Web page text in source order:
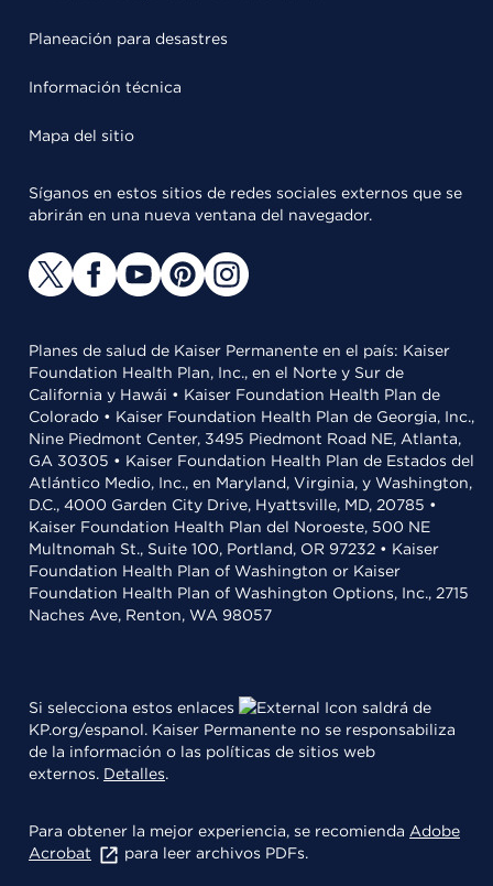
Planeación para desastres
Información técnica
Mapa del sitio
Síganos en estos sitios de redes sociales externos que se
abrirán en una nueva ventana del navegador.
Planes de salud de Kaiser Permanente en el país: Kaiser
Foundation Health Plan, Inc., en el Norte y Sur de
California y Hawái • Kaiser Foundation Health Plan de
Colorado • Kaiser Foundation Health Plan de Georgia, Inc.,
Nine Piedmont Center, 3495 Piedmont Road NE, Atlanta,
GA 30305 • Kaiser Foundation Health Plan de Estados del
Atlántico Medio, Inc., en Maryland, Virginia, y Washington,
D.C., 4000 Garden City Drive, Hyattsville, MD, 20785 •
Kaiser Foundation Health Plan del Noroeste, 500 NE
Multnomah St., Suite 100, Portland, OR 97232 • Kaiser
Foundation Health Plan of Washington or Kaiser
Foundation Health Plan of Washington Options, Inc., 2715
Naches Ave, Renton, WA 98057
Si selecciona estos enlaces
saldrá de
KP.org/espanol. Kaiser Permanente no se responsabiliza
de la información o las políticas de sitios web
externos. Detalles.
Para obtener la mejor experiencia, se recomienda Adobe
Acrobat
para leer archivos PDFs.